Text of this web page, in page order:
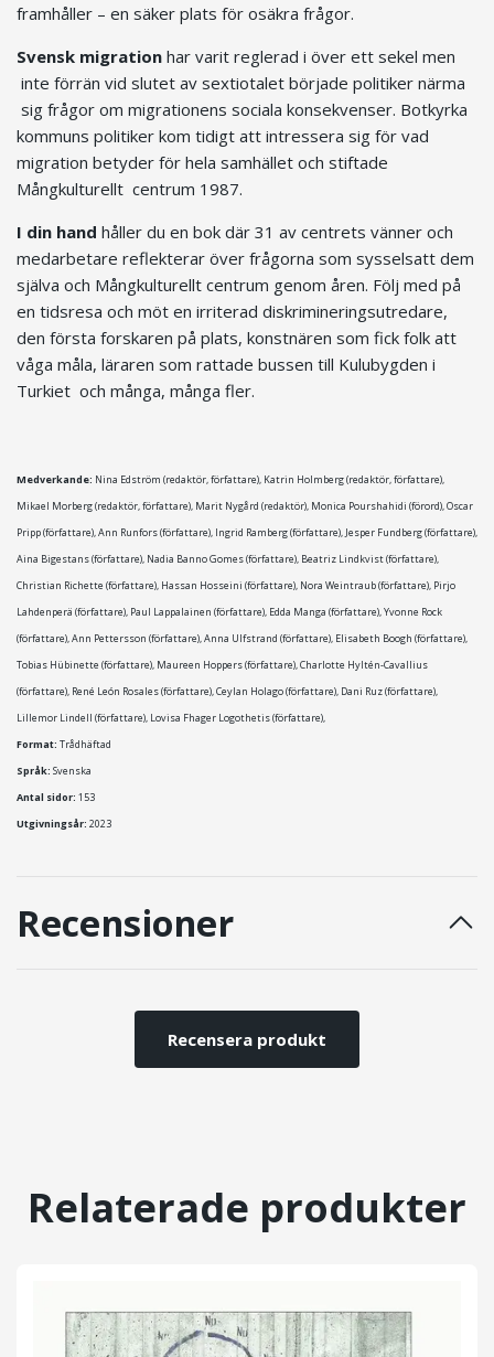
framhåller – en säker plats för osäkra frågor.
Svensk migration har varit reglerad i över ett sekel men
inte förrän vid slutet av sextiotalet började politiker närma
sig frågor om migrationens sociala konsekvenser. Botkyrka
kommuns politiker kom tidigt att intressera sig för vad
migration betyder för hela samhället och stiftade
Mångkulturellt centrum 1987.
I din hand håller du en bok där 31 av centrets vänner och
medarbetare reflekterar över frågorna som sysselsatt dem
själva och Mångkulturellt centrum genom åren. Följ med på
en tidsresa och möt en irriterad diskrimineringsutredare,
den första forskaren på plats, konstnären som fick folk att
våga måla, läraren som rattade bussen till Kulubygden i
Turkiet och många, många fler.
Medverkande: Nina Edström (redaktör, författare), Katrin Holmberg (redaktör, författare),
Mikael Morberg (redaktör, författare), Marit Nygård (redaktör), Monica Pourshahidi (förord), Oscar
Pripp (författare), Ann Runfors (författare), Ingrid Ramberg (författare), Jesper Fundberg (författare),
Aina Bigestans (författare), Nadia Banno Gomes (författare), Beatriz Lindkvist (författare),
Christian Richette (författare), Hassan Hosseini (författare), Nora Weintraub (författare), Pirjo
Lahdenperä (författare), Paul Lappalainen (författare), Edda Manga (författare), Yvonne Rock
(författare), Ann Pettersson (författare), Anna Ulfstrand (författare), Elisabeth Boogh (författare),
Tobias Hübinette (författare), Maureen Hoppers (författare), Charlotte Hyltén-Cavallius
(författare), René León Rosales (författare), Ceylan Holago (författare), Dani Ruz (författare),
Lillemor Lindell (författare), Lovisa Fhager Logothetis (författare),
Format: Trådhäftad
Språk: Svenska
Antal sidor: 153
Utgivningsår: 2023
Recensioner
Recensera produkt
Relaterade produkter